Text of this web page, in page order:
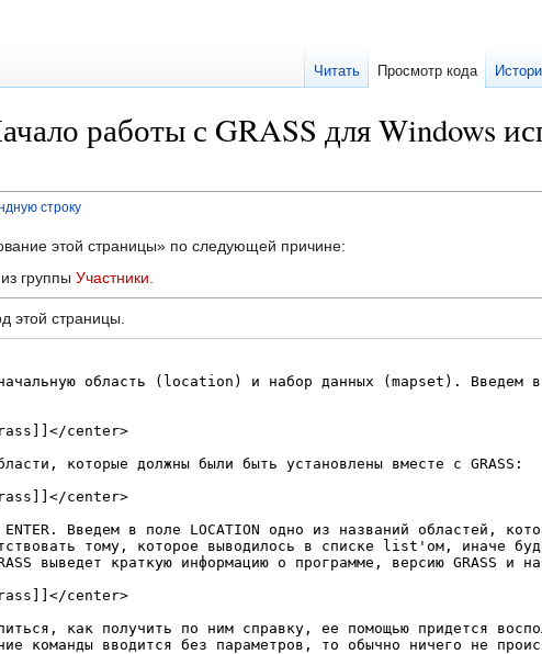
работы с GRASS для Windows
строку
этой страницы» по следующей причине:
группы Участники
этой страницы.
Читать Просмотр кода